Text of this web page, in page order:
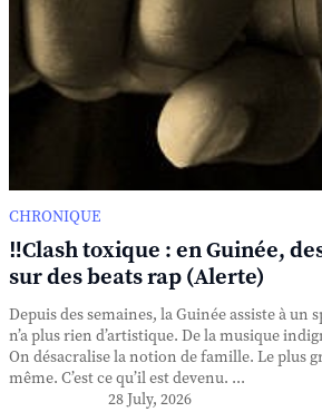
CHRONIQUE
‼️Clash toxique : en Guinée,
sur des beats rap (Alerte)
Depuis des semaines, la Guinée assiste à un
n’a plus rien d’artistique. De la musique
On désacralise la notion de famille. Le plus
même. C’est ce qu’il est devenu. ...
28 July, 2026